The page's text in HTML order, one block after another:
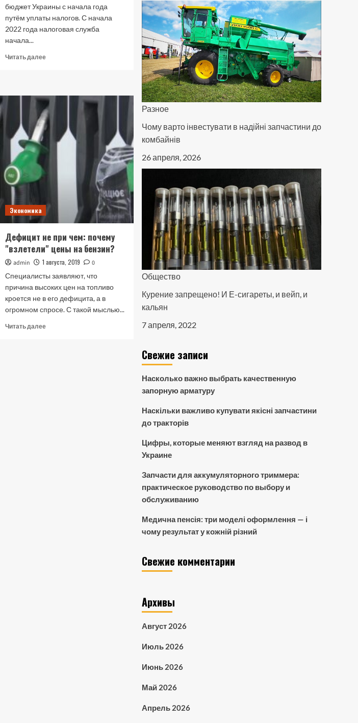
бюджет Украины с начала года
путём уплаты налогов. С начала
2022 года налоговая служба
начала...
Читать далееПрочитать
в
Украине
работает
добровольное
декларирование
имущества
Экономика
Дефицит не при чем: почему
"взлетели" цены на бензин?
admin 1 августа, 2019
0
Специалисты заявляют, что
причина высоких цен на топливо
кроется не в его дефицита, а в
огромном спросе. С такой мыслью...
Читать далееПрочитать
Разное
Чому варто інвестувати в надійні запчастини до
комбайнів
26 апреля, 2026
Общество
Курение запрещено! И Е-сигареты, и вейп, и
кальян
7 апреля, 2022
Свежие записи
Насколько важно выбрать качественную
запорную арматуру
Наскільки важливо купувати якісні запчастини
до тракторів
Цифры, которые меняют взгляд на развод в
Украине
Запчасти для аккумуляторного триммера:
практическое руководство по выбору и
обслуживанию
Медична пенсія: три моделі оформлення — і
чому результат у кожній різний
Свежие комментарии
Архивы
Август 2026
Июль 2026
Июнь 2026
Май 2026
Апрель 2026